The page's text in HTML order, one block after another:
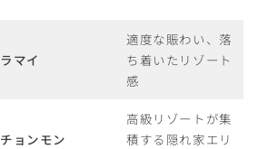
ラマイ
適度な賑わい、落
ち着いたリゾート
感
チョンモン
高級リゾートが集
積する隠れ家エリ